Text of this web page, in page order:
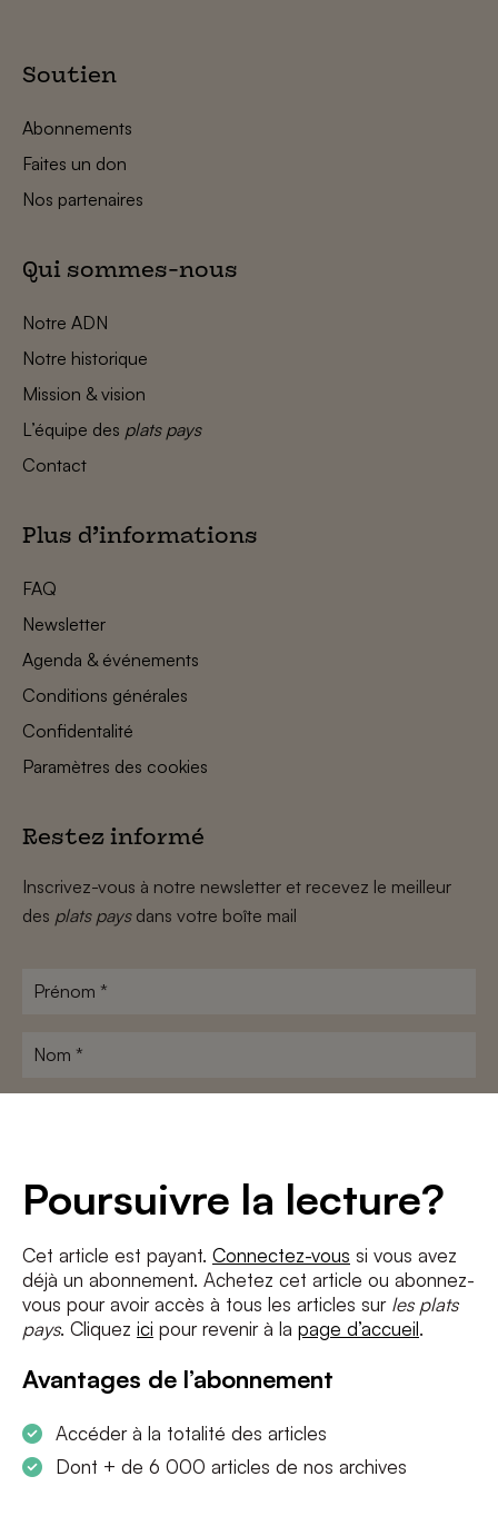
Poursuivre la lecture?
Cet article est payant. Connectez-vous si vous avez
déjà un abonnement. Achetez cet article ou abonnez-
vous pour avoir accès à tous les articles sur les plats
pays. Cliquez ici pour revenir à la page d’accueil.
Avantages de l’abonnement
Accéder à la totalité des articles
Dont + de 6 000 articles de nos archives
Soutien
Abonnements
Faites un don
Nos partenaires
Qui sommes-nous
Notre ADN
Notre historique
Mission & vision
L’équipe des plats pays
Contact
Plus d’informations
FAQ
Newsletter
Agenda & événements
Conditions générales
Confidentalité
Paramètres des cookies
Restez informé
Inscrivez-vous à notre newsletter et recevez le meilleur
des plats paysdans votre boîte mail
Prénom
Nom
J'accepte les termes et conditions etla politique de confidentialité
S'INSCRIRE